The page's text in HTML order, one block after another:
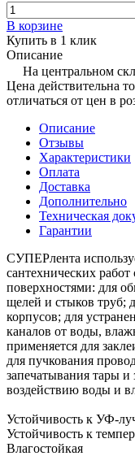
В корзине
Купить в 1 клик
Описание
На центральном
Цена действительна
отличаться от цен в
Описание
Отзывы
Характеристики
Оплата
Доставка
Дополнительно
Техническая
Гарантии
СУПЕРлента
сантехнических
поверхностями: для
щелей и стыков труб;
корпусов; для
каналов от воды,
применяется для
для пучкования
запечатывания тары
воздействию воды и
Устойчивость к УФ-
Устойчивость к
Влагостойкая